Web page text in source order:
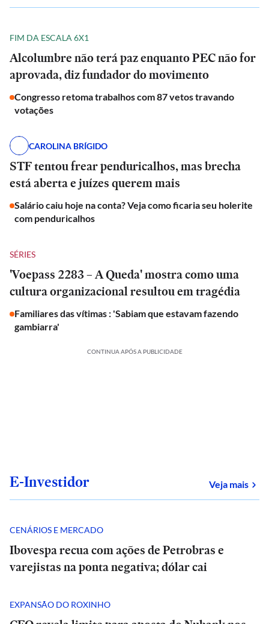
FIM DA ESCALA 6X1
Alcolumbre não terá paz enquanto PEC não for
aprovada, diz fundador do movimento
Congresso retoma trabalhos com 87 vetos travando
votações
CAROLINA BRÍGIDO
STF tentou frear penduricalhos, mas brecha
está aberta e juízes querem mais
Salário caiu hoje na conta? Veja como ficaria seu holerite
com penduricalhos
SÉRIES
'Voepass 2283 – A Queda' mostra como uma
cultura organizacional resultou em tragédia
Familiares das vítimas : 'Sabiam que estavam fazendo
gambiarra'
CONTINUA APÓS A PUBLICIDADE
E-Investidor Veja mais
CENÁRIOS E MERCADO
Ibovespa recua com ações de Petrobras e
varejistas na ponta negativa; dólar cai
EXPANSÃO DO ROXINHO